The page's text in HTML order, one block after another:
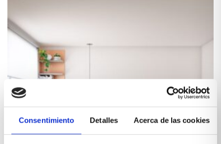
Consentimiento Detalles Acerca de las cookies